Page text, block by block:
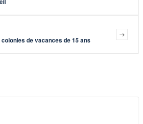
de vacances de 15 ans